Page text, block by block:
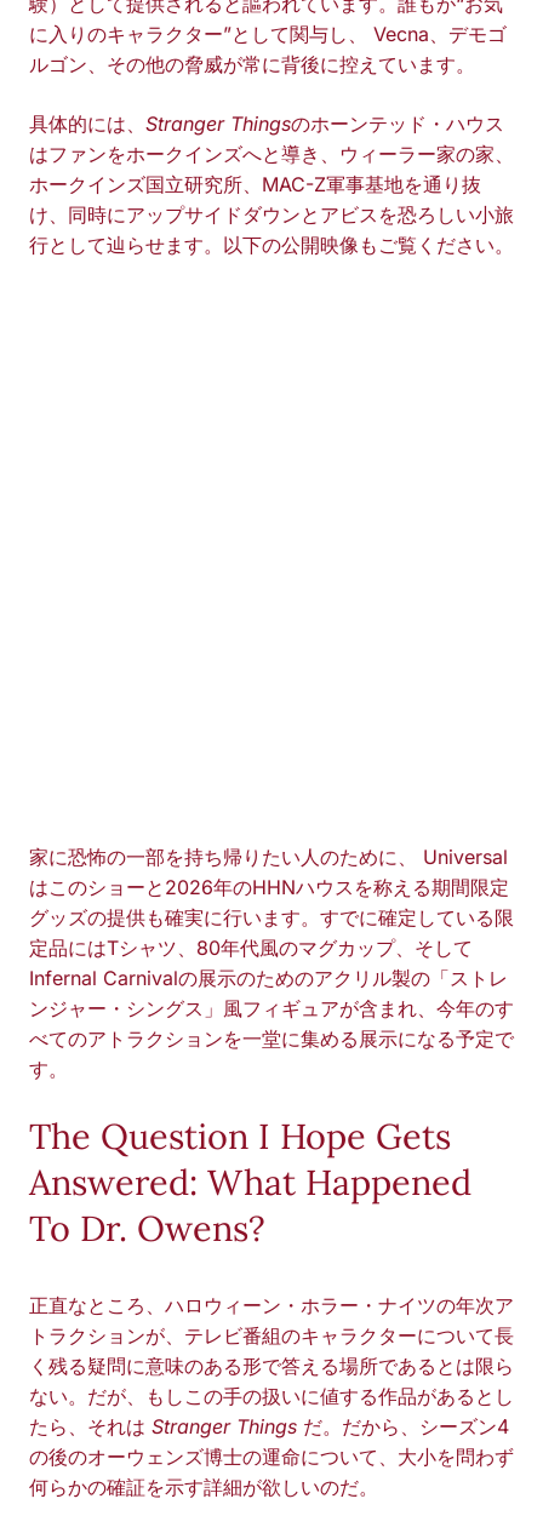
に入りのキャラクター”として関与し、 Vecna、デモゴ
ルゴン、その他の脅威が常に背後に控えています。
具体的には、 Stranger Thingsのホーンテッド・ハウス
はファンをホークインズへと導き、ウィーラー家の家、
ホークインズ国立研究所、MAC-Z軍事基地を通り抜
け、同時にアップサイドダウンとアビスを恐ろしい小旅
行として辿らせます。以下の公開映像もご覧ください。
家に恐怖の一部を持ち帰りたい人のために、 Universal
はこのショーと2026年のHHNハウスを称える期間限定
グッズの提供も確実に行います。すでに確定している限
定品にはTシャツ、80年代風のマグカップ、そして
Infernal Carnivalの展示のためのアクリル製の「ストレ
ンジャー・シングス」風フィギュアが含まれ、今年のす
べてのアトラクションを一堂に集める展示になる予定で
す。
The Question I Hope Gets
Answered: What Happened
To Dr. Owens?
正直なところ、ハロウィーン・ホラー・ナイツの年次ア
トラクションが、テレビ番組のキャラクターについて長
く残る疑問に意味のある形で答える場所であるとは限ら
ない。だが、もしこの手の扱いに値する作品があるとし
たら、それは Stranger Things だ。だから、シーズン4
の後のオーウェンズ博士の運命について、大小を問わず
何らかの確証を示す詳細が欲しいのだ。